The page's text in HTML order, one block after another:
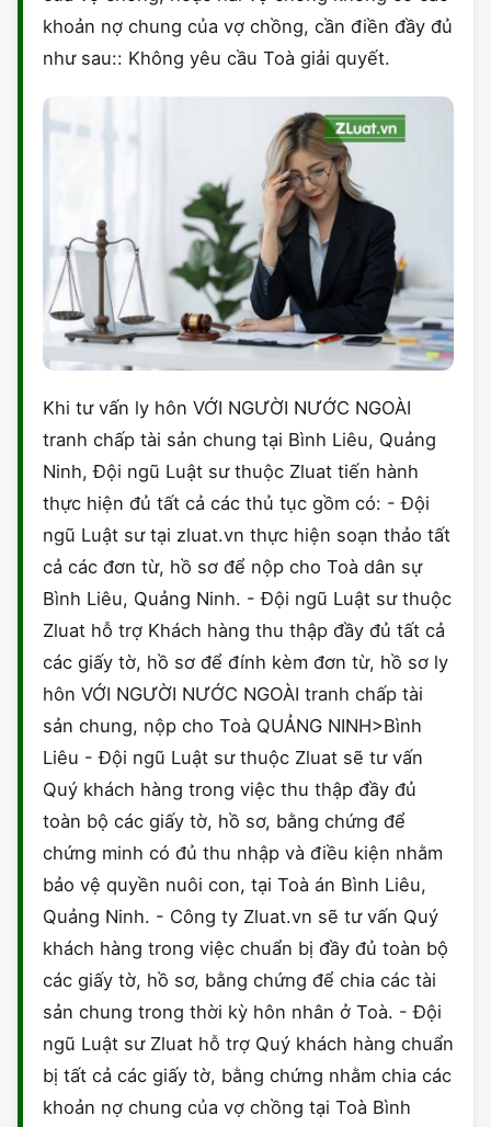
khoản nợ chung của vợ chồng, cần điền đầy đủ
như sau:: Không yêu cầu Toà giải quyết.
Khi tư vấn ly hôn VỚI NGƯỜI NƯỚC NGOÀI
tranh chấp tài sản chung tại Bình Liêu, Quảng
Ninh, Đội ngũ Luật sư thuộc Zluat tiến hành
thực hiện đủ tất cả các thủ tục gồm có: - Đội
ngũ Luật sư tại zluat.vn thực hiện soạn thảo tất
cả các đơn từ, hồ sơ để nộp cho Toà dân sự
Bình Liêu, Quảng Ninh. - Đội ngũ Luật sư thuộc
Zluat hỗ trợ Khách hàng thu thập đầy đủ tất cả
các giấy tờ, hồ sơ để đính kèm đơn từ, hồ sơ ly
hôn VỚI NGƯỜI NƯỚC NGOÀI tranh chấp tài
sản chung, nộp cho Toà QUẢNG NINH>Bình
Liêu - Đội ngũ Luật sư thuộc Zluat sẽ tư vấn
Quý khách hàng trong việc thu thập đầy đủ
toàn bộ các giấy tờ, hồ sơ, bằng chứng để
chứng minh có đủ thu nhập và điều kiện nhằm
bảo vệ quyền nuôi con, tại Toà án Bình Liêu,
Quảng Ninh. - Công ty Zluat.vn sẽ tư vấn Quý
khách hàng trong việc chuẩn bị đầy đủ toàn bộ
các giấy tờ, hồ sơ, bằng chứng để chia các tài
sản chung trong thời kỳ hôn nhân ở Toà. - Đội
ngũ Luật sư Zluat hỗ trợ Quý khách hàng chuẩn
bị tất cả các giấy tờ, bằng chứng nhằm chia các
khoản nợ chung của vợ chồng tại Toà Bình